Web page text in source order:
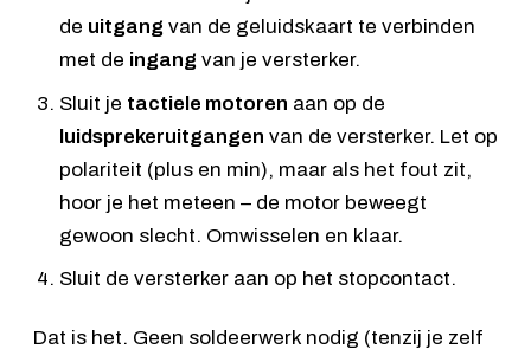
de uitgang van de geluidskaart te verbinden
met de ingang van je versterker.
Sluit je tactiele motoren aan op de
luidsprekeruitgangen van de versterker. Let op
polariteit (plus en min), maar als het fout zit,
hoor je het meteen – de motor beweegt
gewoon slecht. Omwisselen en klaar.
Sluit de versterker aan op het stopcontact.
Dat is het. Geen soldeerwerk nodig (tenzij je zelf